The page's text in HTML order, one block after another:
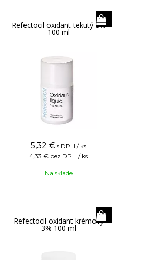
Refectocil oxidant tekutý 3%
100 ml
5,32 € s DPH / ks
4,33 € bez DPH / ks
Na sklade
Refectocil oxidant krémový
3% 100 ml